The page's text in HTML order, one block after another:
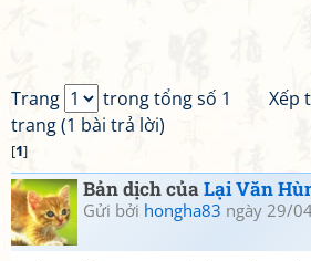
Xếp
Trang
trong tổng số 1
trang (1 bài trả lời)
[1]
Bản dịch củaLại Văn
Gửi bởi hongha83 ngày 29/